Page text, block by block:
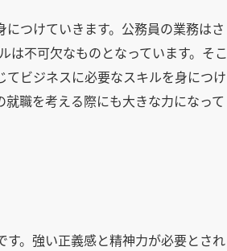
つけていきます。公務員の業務はさ
は不可欠なものとなっています。そこ
ビジネスに必要なスキルを身につけ
職を考える際にも大きな力になって
。強い正義感と精神力が必要とされ